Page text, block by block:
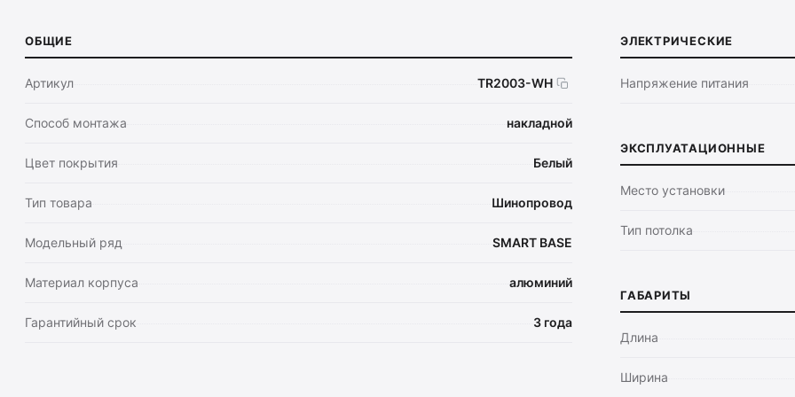
ОБЩИЕ
Артикул TR2003-WH
Способ монтажа накладной
Цвет покрытия Белый
Тип товара Шинопровод
Модельный ряд SMART BASE
Материал корпуса алюминий
Гарантийный срок 3 года
ЭЛЕКТРИЧЕСКИЕ
Напряжение питания
ЭКСПЛУАТАЦИОННЫЕ
Место установки
Тип потолка
ГАБАРИТЫ
Длина
Ширина